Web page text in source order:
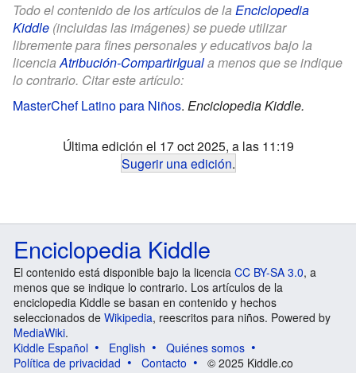
Todo el contenido de los artículos de la Enciclopedia
Kiddle (incluidas las imágenes) se puede utilizar
libremente para fines personales y educativos bajo la
licenciaAtribución-CompartirIguala menos que se indique
lo contrario. Citar este artículo:
MasterChef Latino para Niños. Enciclopedia Kiddle.
Última edición el 17 oct 2025, a las 11:19
Sugerir una edición.
Enciclopedia Kiddle
El contenido está disponible bajo la licencia CC BY-SA 3.0, a
menos que se indique lo contrario. Los artículos de la
enciclopedia Kiddle se basan en contenido y hechos
seleccionados de Wikipedia, reescritos para niños. Powered by
MediaWiki.
Kiddle Español
English
Quiénes somos
Política de privacidad
Contacto © 2025 Kiddle.co